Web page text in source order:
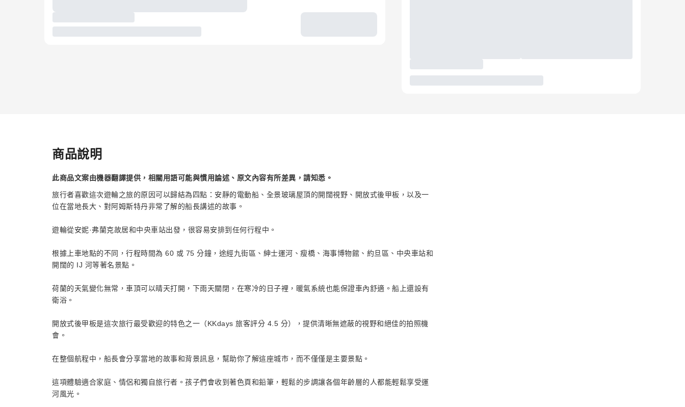
商品說明
此商品文案由機器翻譯提供，相關用語可能與慣用論述、原文內容有所差異，請知悉。
旅行者喜歡這次遊輪之旅的原因可以歸結為四點：安靜的電動船、全景玻璃屋頂的開闊視野、開放式後甲板，以及一
位在當地長大、對阿姆斯特丹非常了解的船長講述的故事。
遊輪從安妮·弗蘭克故居和中央車站出發，很容易安排到任何行程中。
根據上車地點的不同，行程時間為 60 或 75 分鐘，途經九街區、紳士運河、瘦橋、海事博物館、約旦區、中央車站和
開闊的 IJ 河等著名景點。
荷蘭的天氣變化無常，車頂可以晴天打開，下雨天關閉，在寒冷的日子裡，暖氣系統也能保證車內舒適。船上還設有
衛浴。
開放式後甲板是這次旅行最受歡迎的特色之一（KKdays 旅客評分 4.5 分），提供清晰無遮蔽的視野和絕佳的拍照機
會。
在整個航程中，船長會分享當地的故事和背景訊息，幫助你了解這座城市，而不僅僅是主要景點。
這項體驗適合家庭、情侶和獨自旅行者。孩子們會收到著色頁和鉛筆，輕鬆的步調讓各個年齡層的人都能輕鬆享受運
河風光。